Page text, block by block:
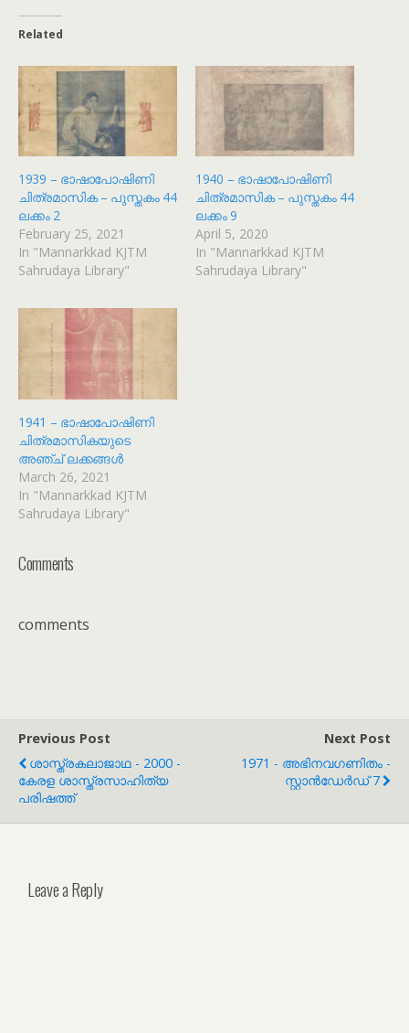
Related
1939 – ഭാഷാപോഷിണി
ചിത്രമാസിക – പുസ്തകം 44
ലക്കം 2
February 25, 2021
In "Mannarkkad KJTM
Sahrudaya Library"
1940 – ഭാഷാപോഷിണി
ചിത്രമാസിക – പുസ്തകം 44
ലക്കം 9
April 5, 2020
In "Mannarkkad KJTM
Sahrudaya Library"
1941 – ഭാഷാപോഷിണി
ചിത്രമാസികയുടെ
അഞ്ച് ലക്കങ്ങൾ
March 26, 2021
In "Mannarkkad KJTM
Sahrudaya Library"
Comments
comments
Previous Post
ശാസ്ത്രകലാജാഥ - 2000 -
കേരള ശാസ്ത്രസാഹിത്യ
പരിഷത്ത്
Next Post
1971 - അഭിനവഗണിതം -
സ്റ്റാൻഡേർഡ് 7
Leave a Reply